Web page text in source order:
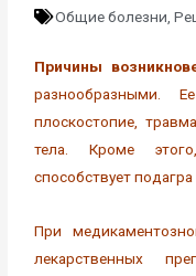
Общие болезни ,
Причины
разнообразными.
плоскостопие,
тела. Кроме
способствует
При
лекарственных